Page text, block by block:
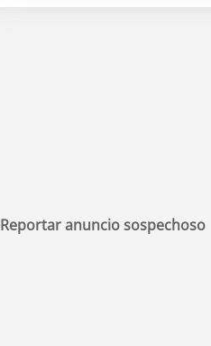
Reportar anuncio sospechoso